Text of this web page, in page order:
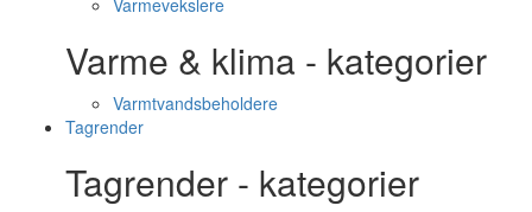
Varmevekslere
Varme & klima - kategorier
Varmtvandsbeholdere
Tagrender
Tagrender - kategorier